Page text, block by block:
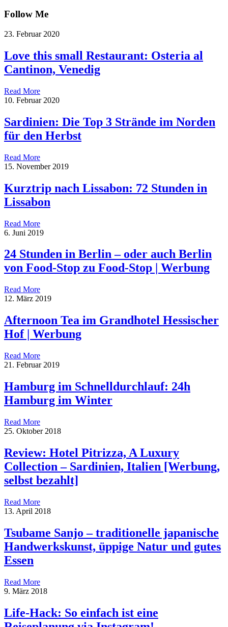
Follow Me
23. Februar 2020
Love this small Restaurant: Osteria al
Cantinon, Venedig
Read More
10. Februar 2020
Sardinien: Die Top 3 Strände im Norden
für den Herbst
Read More
15. November 2019
Kurztrip nach Lissabon: 72 Stunden in
Lissabon
Read More
6. Juni 2019
24 Stunden in Berlin – oder auch Berlin
von Food-Stop zu Food-Stop | Werbung
Read More
12. März 2019
Afternoon Tea im Grandhotel Hessischer
Hof | Werbung
Read More
21. Februar 2019
Hamburg im Schnelldurchlauf: 24h
Hamburg im Winter
Read More
25. Oktober 2018
Review: Hotel Pitrizza, A Luxury
Collection – Sardinien, Italien [Werbung,
selbst bezahlt]
Read More
13. April 2018
Tsubame Sanjo – traditionelle japanische
Handwerkskunst, üppige Natur und gutes
Essen
Read More
9. März 2018
Life-Hack: So einfach ist eine